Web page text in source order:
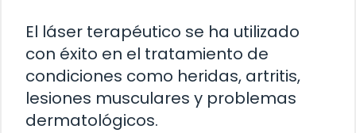
El láser terapéutico se ha utilizado
con éxito en el tratamiento de
condiciones como heridas, artritis,
lesiones musculares y problemas
dermatológicos.